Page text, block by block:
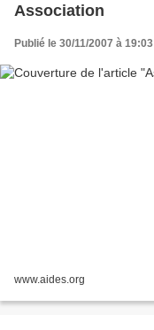
Association
Publié le 30/11/2007 à 19:03
www.aides.org